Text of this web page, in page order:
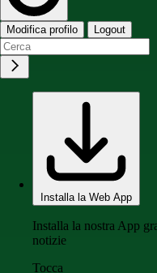
Modifica profilo Logout
Installa la Web App
Installa la nostra App
notizie
Tocca